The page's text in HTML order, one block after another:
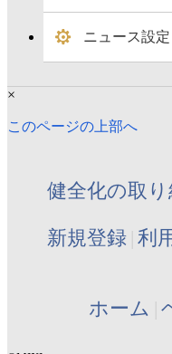
ニュース設定
×
このページの上部へ
健全化の取り
新規登録 利
ホーム